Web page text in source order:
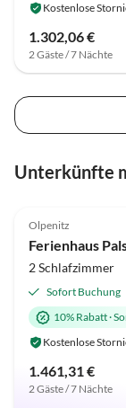
Kostenlose
1.302,06 €
2 Gäste / 7 Nächte
Unterkünfte
Olpenitz
Ferienhaus
2 Schlafzimmer
Sofort Buchung
10% Rabatt·
Kostenlose
1.461,31 €
2 Gäste / 7 Nächte